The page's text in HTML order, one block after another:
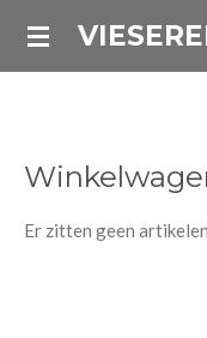
Ga
Er zitten geen